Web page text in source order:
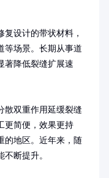
设计的带状材料，
等场景。长期从事道
著降低裂缝扩展速
散双重作用延缓裂缝
更简便，效果更持
的地区。近年来，随
断提升。